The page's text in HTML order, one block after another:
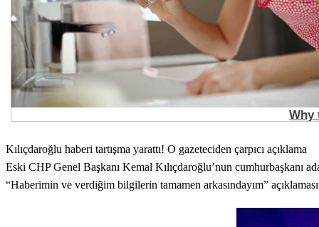
Kılıçdaroğlu haberi tartışma yarattı! O gazeteciden çarpıcı açıklama
Eski CHP Genel Başkanı Kemal Kılıçdaroğlu’nun cumhurbaşkanı
“Haberimin ve verdiğim bilgilerin tamamen arkasındayım”